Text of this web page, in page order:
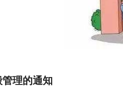
理的通知